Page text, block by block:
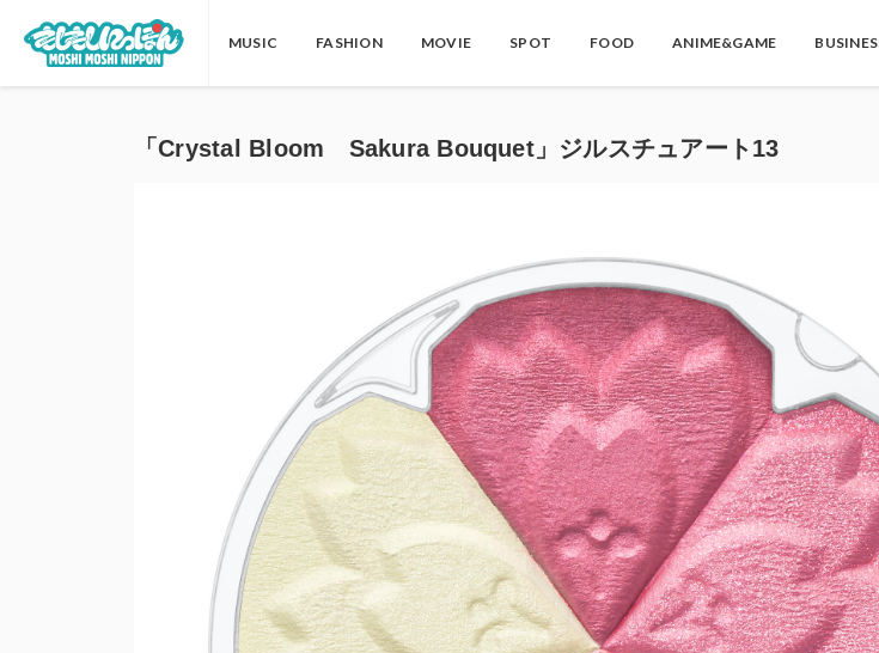
MUSIC FASHION MOVIE SPOT FOOD ANIME&GAME
「Crystal Bloom Sakura Bouquet」ジルスチュアート13